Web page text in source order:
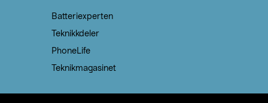
Batteriexperten
Teknikkdeler
PhoneLife
Teknikmagasinet